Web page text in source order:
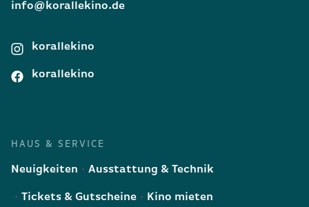
info@korallekino.de
korallekino
korallekino
HAUS & SERVICE
Neuigkeiten Ausstattung & Technik
Tickets & Gutscheine Kino mieten